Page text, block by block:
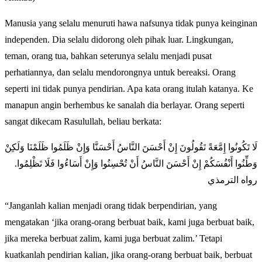
Manusia yang selalu menuruti hawa nafsunya tidak punya keinginan
independen. Dia selalu didorong oleh pihak luar. Lingkungan,
teman, orang tua, bahkan seterunya selalu menjadi pusat
perhatiannya, dan selalu mendorongnya untuk bereaksi. Orang
seperti ini tidak punya pendirian. Apa kata orang itulah katanya. Ke
manapun angin berhembus ke sanalah dia berlayar. Orang seperti
sangat dikecam Rasulullah, beliau berkata:
لَا تَكُونُوا إِمَّعَةً تَقُولُونَ إِنْ أَحْسَنَ النَّاسُ أَحْسَنَّا وَإِنْ ظَلَمُوا ظَلَمْنَا وَلَكِنْ
وَطِّنُوا أَنْفُسَكُمْ إِنْ أَحْسَنَ النَّاسُ أَنْ تُحْسِنُوا وَإِنْ أَسَاءُوا فَلَا تَظْلِمُوا.
رواه الترمذي
“Janganlah kalian menjadi orang tidak berpendirian, yang
mengatakan ‘jika orang-orang berbuat baik, kami juga berbuat baik,
jika mereka berbuat zalim, kami juga berbuat zalim.’ Tetapi
kuatkanlah pendirian kalian, jika orang-orang berbuat baik, berbuat